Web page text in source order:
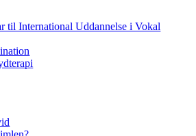
til International Uddannelse i Vokal